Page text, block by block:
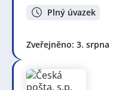
Plný úvazek
Zveřejněno: 3. srpna